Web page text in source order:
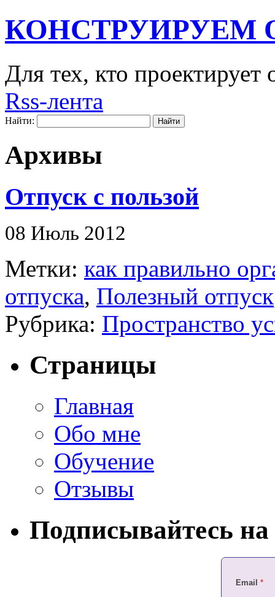
КОНСТРУИРУЕМ
Для тех, кто проектирует
Rss-лента
Найти:
Архивы
Отпуск с пользой
08 Июль 2012
Метки: как правильно
отпуска, Полезный отпуск
Рубрика: Пространство
Страницы
Главная
Обо мне
Обучение
Отзывы
Подписывайтесь
Email *